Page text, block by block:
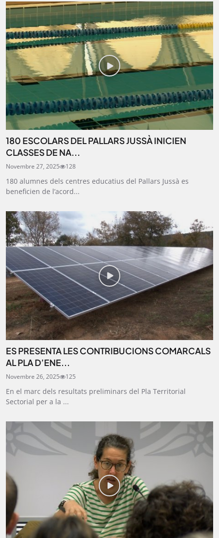
180 ESCOLARS DEL PALLARS JUSSÀ INICIEN
CLASSES DE NA...
Novembre 27, 2025 128
180 alumnes dels centres educatius del Pallars Jussà es
beneficien de l’acord...
ES PRESENTA LES CONTRIBUCIONS COMARCALS
AL PLA D’ENE...
Novembre 26, 2025 125
En el marc dels resultats preliminars del Pla Territorial
Sectorial per a la ...